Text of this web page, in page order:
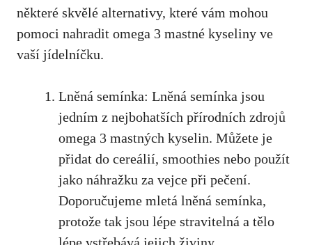
některé skvělé alternativy, které vám mohou
pomoci nahradit omega 3 mastné kyseliny ve
vaší jídelníčku.
Lněná semínka: Lněná semínka jsou
jedním z nejbohatších přírodních zdrojů
omega 3 mastných kyselin. Můžete je
přidat do cereálií, smoothies nebo použít
jako náhražku za vejce při pečení.
Doporučujeme mletá lněná semínka,
protože tak jsou lépe stravitelná a tělo